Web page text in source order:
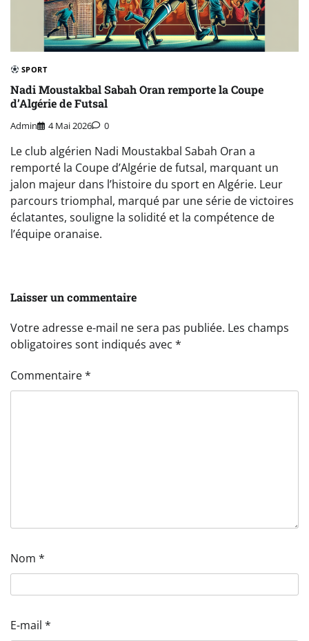
SPORT
Nadi Moustakbal Sabah Oran remporte la Coupe
d’Algérie de Futsal
Admin 4 Mai 2026 0
Le club algérien Nadi Moustakbal Sabah Oran a
remporté la Coupe d’Algérie de futsal, marquant un
jalon majeur dans l’histoire du sport en Algérie. Leur
parcours triomphal, marqué par une série de victoires
éclatantes, souligne la solidité et la compétence de
l’équipe oranaise.
Laisser un commentaire
Votre adresse e-mail ne sera pas publiée. Les champs
obligatoires sont indiqués avec *
Commentaire*
Nom *
E-mail *